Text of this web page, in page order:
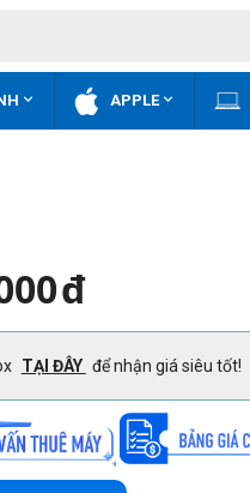
 APPLE
đ
TẠI ĐÂY để nhận giá siêu tốt!